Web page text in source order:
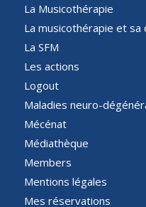
La Musicothérapie
La musicothérapie et
La SFM
Les actions
Logout
Maladies neuro-
Mécénat
Médiathèque
Members
Mentions légales
Mes réservations